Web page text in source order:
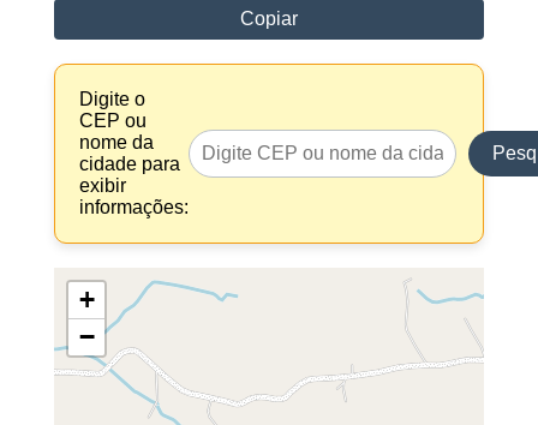
Copiar
Digite o
CEP ou
nome da
cidade para
exibir
informações:
+
−